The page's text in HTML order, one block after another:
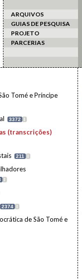
ARQUIVOS
GUIAS DE PESQUISA
PROJETO
PARCERIAS
Tomé e Príncipe
3372 I
(transcrições)
211 I
I
2374 I
de São Tomé e